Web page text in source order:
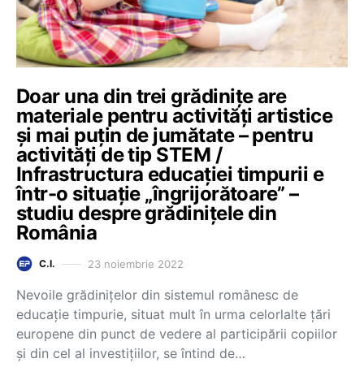
Doar una din trei grădinițe are
materiale pentru activități artistice
și mai puțin de jumătate – pentru
activități de tip STEM /
Infrastructura educației timpurii e
într-o situație „îngrijorătoare” –
studiu despre grădinițele din
România
C.I. 23 noiembrie 2022
Nevoile grădinițelor din sistemul românesc de
educație timpurie, situat mult în urma celorlalte țări
europene din punct de vedere al participării copiilor
și din cel al investițiilor, se întind de…